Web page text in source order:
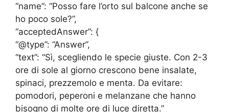
“name”: “Posso fare l’orto sul balcone anche se
ho poco sole?”,
“acceptedAnswer”: {
“@type”: “Answer”,
“text”: “Sì, scegliendo le specie giuste. Con 2-3
ore di sole al giorno crescono bene insalate,
spinaci, prezzemolo e menta. Da evitare:
pomodori, peperoni e melanzane che hanno
bisogno di molte ore di luce diretta.”